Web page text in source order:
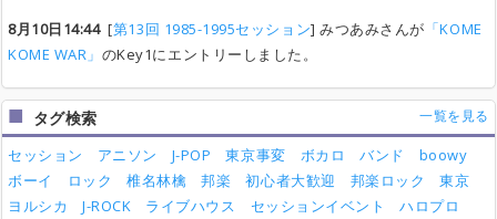
8月10日14:44[第13回 1985-1995セッション] みつあみさんが 「KOME
KOME WAR」 のKey1にエントリーしました。
タグ検索 一覧を見る
セッション アニソン J-POP 東京事変 ボカロ バンド
boowy
ボーイ
ロック 椎名林檎 邦楽 初心者大歓迎 邦楽ロック
東京
ヨルシカ
J-ROCK ライブハウス セッションイベント
ハロプロ